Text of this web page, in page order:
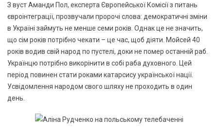
З вуст Аманди Пол, експерта Європейської Комісії з питань
євроінтеграції, прозвучали пророчі слова: демократичні зміни
в Україні займуть не менше семи років. Однак це не значить,
що сім років потрібно чекати – це час, щоб діяти. Мойсей 40
років водив свій народ по пустелі, доки не помер останній раб.
Українцю потрібно викорінити в собі раба духовного. Цей
період повинен стати роками катарсису української нації.
Усвідомлення народом свого шляху не проходить в один
день.